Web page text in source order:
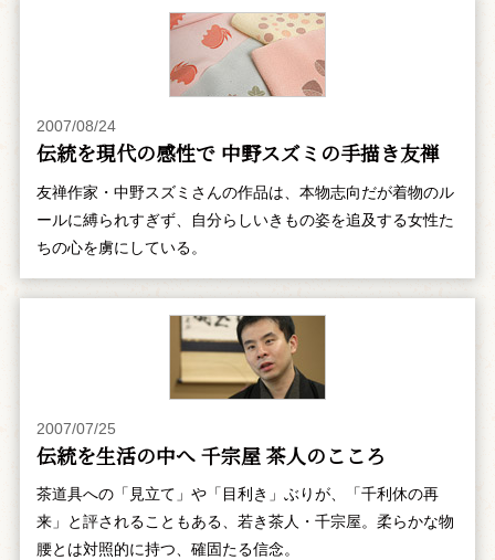
2007/08/24
伝統を現代の感性で 中野スズミの手描き友禅
友禅作家・中野スズミさんの作品は、本物志向だが着物のル
ールに縛られすぎず、自分らしいきもの姿を追及する女性た
ちの心を虜にしている。
2007/07/25
伝統を生活の中へ 千宗屋 茶人のこころ
茶道具への「見立て」や「目利き」ぶりが、「千利休の再
来」と評されることもある、若き茶人・千宗屋。柔らかな物
腰とは対照的に持つ、確固たる信念。